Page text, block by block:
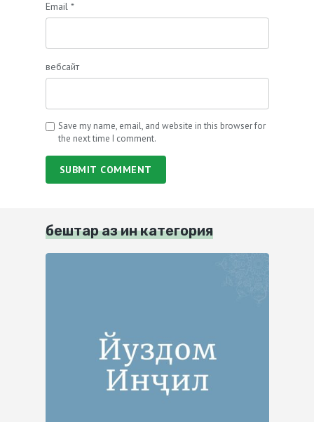
Email *
вебсайт
Save my name, email, and website in this browser for
the next time I comment.
SUBMIT COMMENT
бештар аз ин категория